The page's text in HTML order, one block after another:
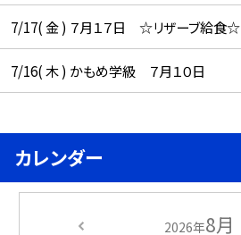
7/17( 金 ) ７月１７日 ☆リザーブ給食☆
7/16( 木 ) かもめ学級 ７月１０日
カレンダー
2026年8月